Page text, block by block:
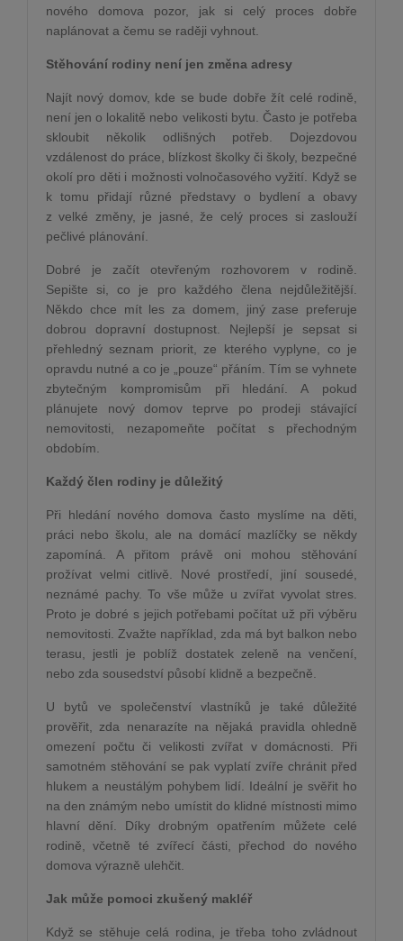
nového domova pozor, jak si celý proces dobře
naplánovat a čemu se raději vyhnout.
Stěhování rodiny není jen změna adresy
Najít nový domov, kde se bude dobře žít celé rodině,
není jen o lokalitě nebo velikosti bytu. Často je potřeba
skloubit několik odlišných potřeb. Dojezdovou
vzdálenost do práce, blízkost školky či školy, bezpečné
okolí pro děti i možnosti volnočasového vyžití. Když se
k tomu přidají různé představy o bydlení a obavy
z velké změny, je jasné, že celý proces si zaslouží
pečlivé plánování.
Dobré je začít otevřeným rozhovorem v rodině.
Sepište si, co je pro každého člena nejdůležitější.
Někdo chce mít les za domem, jiný zase preferuje
dobrou dopravní dostupnost. Nejlepší je sepsat si
přehledný seznam priorit, ze kterého vyplyne, co je
opravdu nutné a co je „pouze“ přáním. Tím se vyhnete
zbytečným kompromisům při hledání. A pokud
plánujete nový domov teprve po prodeji stávající
nemovitosti, nezapomeňte počítat s přechodným
obdobím.
Každý člen rodiny je důležitý
Při hledání nového domova často myslíme na děti,
práci nebo školu, ale na domácí mazlíčky se někdy
zapomíná. A přitom právě oni mohou stěhování
prožívat velmi citlivě. Nové prostředí, jiní sousedé,
neznámé pachy. To vše může u zvířat vyvolat stres.
Proto je dobré s jejich potřebami počítat už při výběru
nemovitosti. Zvažte například, zda má byt balkon nebo
terasu, jestli je poblíž dostatek zeleně na venčení,
nebo zda sousedství působí klidně a bezpečně.
U bytů ve společenství vlastníků je také důležité
prověřit, zda nenarazíte na nějaká pravidla ohledně
omezení počtu či velikosti zvířat v domácnosti. Při
samotném stěhování se pak vyplatí zvíře chránit před
hlukem a neustálým pohybem lidí. Ideální je svěřit ho
na den známým nebo umístit do klidné místnosti mimo
hlavní dění. Díky drobným opatřením můžete celé
rodině, včetně té zvířecí části, přechod do nového
domova výrazně ulehčit.
Jak může pomoci zkušený makléř
Když se stěhuje celá rodina, je třeba toho zvládnout